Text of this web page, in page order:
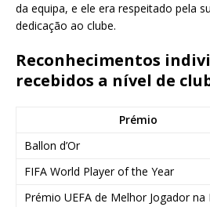
da equipa, e ele era respeitado pela
dedicação ao clube.
Reconhecimentos
recebidos a nível de
Prémio
Ballon d’Or
FIFA World Player of the Year
Prémio UEFA de Melhor Jogador na